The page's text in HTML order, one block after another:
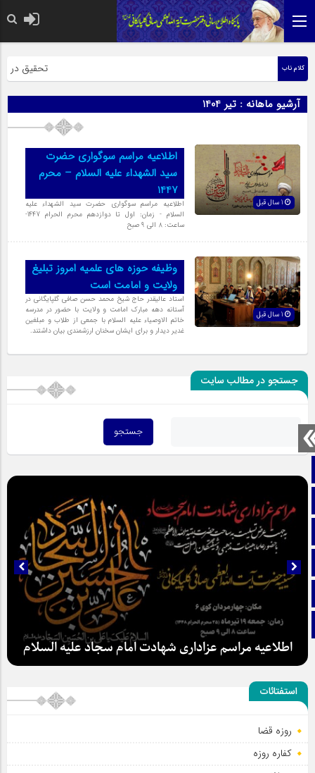
آپارات
اینستاگرام
کلام ناب تحقیق در
آرشیو ماهانه : تیر 1404
اطلاعیه مراسم سوگواری حضرت
سید الشهداء علیه السلام – محرم
1447
اطلاعیه مراسم سوگواری حضرت سید الشهداء علیه
السلام - زمان: اول تا دوازدهم محرم الحرام 1447-
ساعت: ۸ الی ۹ صبح
وظیفه حوزه های علمیه امروز تبلیغ
ولایت و امامت است
استاد عالیقدر حاج شیخ محمد حسن صافی گلپایگانی در
آستانه دهه مبارک امامت و ولایت با حضور در مدرسه
خاتم الاوصیاء علیه السلام با جمعی از طلاب و مبلغین
غدیر دیدار و برای ایشان سخنان ارزشمندی بیان داشتند.
جستجو در مطالب سایت
اطلاعیه مراسم عزاداری شهادت امام سجاد علیه السلام
استفتائات
روزه قضا
کفاره روزه